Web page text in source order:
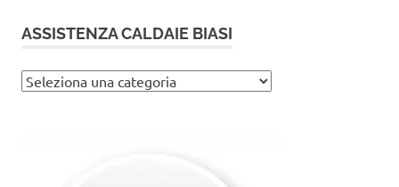
ASSISTENZA CALDAIE BIASI
Assistenza